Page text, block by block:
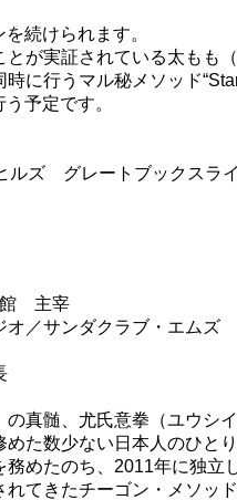
続けられます。
とが実証されている太もも
に行うマル秘メソッド
予定です。
ズ グレートブックスラ
館 主宰
オ／サンダクラブ・エムズ
真髄、尤氏意拳（ユウシ
めた数少ない日本人のひと
務めたのち、2011年に独立
てきたチーゴン・メソッ